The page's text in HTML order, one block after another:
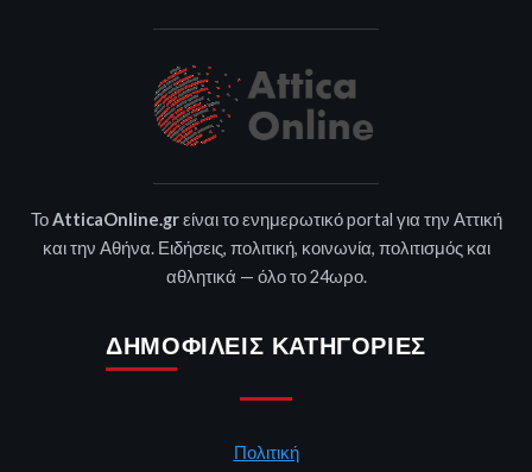
ΤοAtticaOnline.grείναι το ενημερωτικό portal για την Αττική
και την Αθήνα. Ειδήσεις, πολιτική, κοινωνία, πολιτισμός και
αθλητικά — όλο το 24ωρο.
ΔΗΜΟΦΙΛΕΊΣ ΚΑΤΗΓΟΡΊΕΣ
Πολιτική